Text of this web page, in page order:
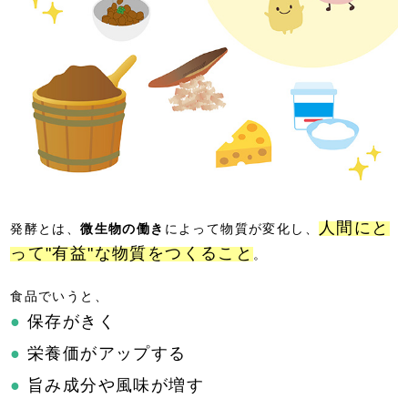
発酵とは、微生物の働き によって物質が変化し、
人間にと
って"有益"な物質をつくること 。
食品でいうと、
● 保存がきく
● 栄養価がアップする
● 旨み成分や風味が増す